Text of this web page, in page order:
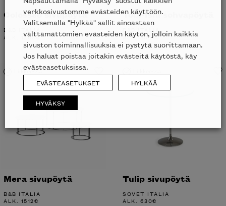
Colosseo sivupöytä
B&B ITALIA
ALK. 1268€
Tobi-Ishi sohvapöytä
B&B ITALIA
ALK.5051€
Liikkeessä
Mera sivupöytä
B&B ITALIA
ALK. 1512€
Tulip sivupöytä
SOVET ITALIA
ALK. 630€
verkkosivustomme evästeiden käyttöön.
Valitsemalla "Hylkää" sallit ainoastaan
välttämättömien evästeiden käytön, jolloin kaikkia
sivuston toiminnallisuuksia ei pystytä suorittamaan.
Jos haluat poistaa joitakin evästeitä käytöstä, käy
evästeasetuksissa.
EVÄSTEASETUKSET HYLKÄÄ
HYVÄKSY